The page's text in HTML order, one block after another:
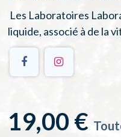
Les Laboratoires
liquide, associé à de la
19,00€